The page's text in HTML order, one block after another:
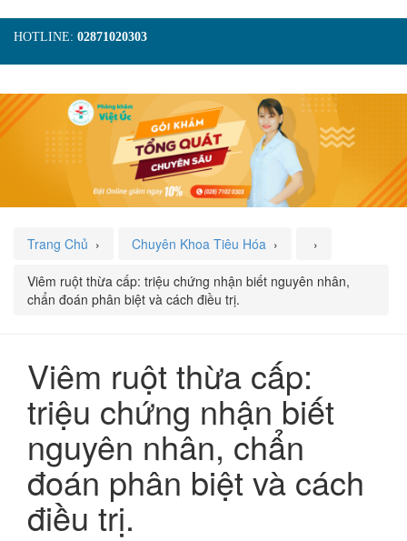
HOTLINE: 02871020303
TRANG CHỦ
GIỚI THIỆU
TIN TỨC
DỊCH VỤ
GÓI KHÁM
HÌNH ẢNH
LIÊN HỆ
ĐẶT LỊCH KHÁM
Trang Chủ › Chuyên Khoa Tiêu Hóa › ›
Viêm ruột thừa cấp: triệu chứng nhận biết nguyên nhân,
chẩn đoán phân biệt và cách điều trị.
Viêm ruột thừa cấp:
triệu chứng nhận biết
nguyên nhân, chẩn
đoán phân biệt và cách
điều trị.